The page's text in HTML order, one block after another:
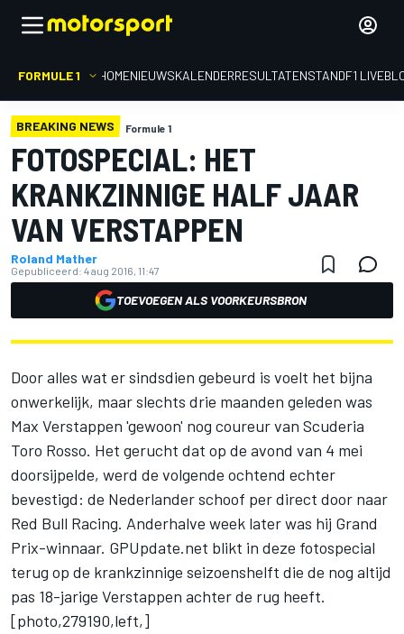
FORMULE 1 HOMENIEUWSKALENDERRESULTATENSTANDF1
BREAKING NEWS Formule 1
FOTOSPECIAL: HET
KRANKZINNIGE HALF JAAR
VAN VERSTAPPEN
Roland Mather
Gepubliceerd: 4 aug 2016, 11:47
TOEVOEGEN ALS VOORKEURSBRON
Door alles wat er sindsdien gebeurd is voelt het bijna
onwerkelijk, maar slechts drie maanden geleden was
Max Verstappen 'gewoon' nog coureur van Scuderia
Toro Rosso. Het gerucht dat op de avond van 4 mei
doorsijpelde, werd de volgende ochtend echter
bevestigd: de Nederlander schoof per direct door naar
Red Bull Racing. Anderhalve week later was hij Grand
Prix-winnaar. GPUpdate.net blikt in deze fotospecial
terug op de krankzinnige seizoenshelft die de nog altijd
pas 18-jarige Verstappen achter de rug heeft.
[photo,279190,left,]